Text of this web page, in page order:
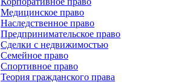
Медицинское право
Наследственное право
Предпринимательское право
Сделки с недвижимостью
Семейное право
Спортивное право
Теория гражданского права